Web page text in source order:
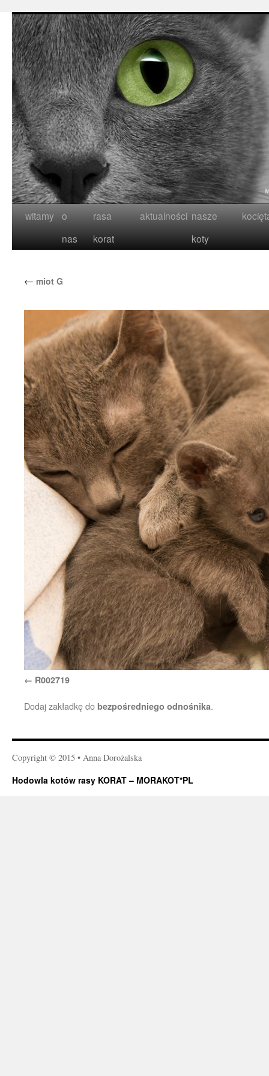
witamy o
nas
rasa
korat
aktualności nasze
koty
← miot G
R002719
Dodaj zakładkę do bezpośredniego odnośnika.
Copyright © 2015 • Anna Dorożalska
Hodowla kotów rasy KORAT – MORAKOT*PL